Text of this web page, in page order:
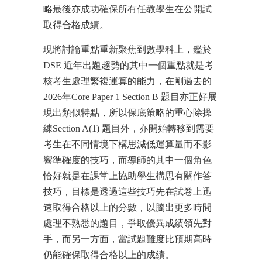
略最後亦成功確保所有任教學生在公開試
取得合格成績。
現將討論重點重新聚焦到數學科上，鑑於
DSE 近年出題趨勢的其中一個重點就是考
核考生處理繁複運算的能力，在剛過去的
2026年Core Paper 1 Section B 題目亦正好展
現出類似特點，所以保底策略的重心除操
練Section A(1) 題目外，亦開始轉移到需要
考生在不同情境下構思減低運算量而不影
響準確度的技巧，而導師的其中一個角色
恰好就是在課堂上協助學生構思有關作答
技巧，目標是透過這些技巧先在試卷上迅
速取得合格以上的分數，以騰出更多時間
處理不熟悉的題目，爭取優異成績領先對
手，而另一方面，當試題難度比預期高時
仍能確保取得合格以上的成績。